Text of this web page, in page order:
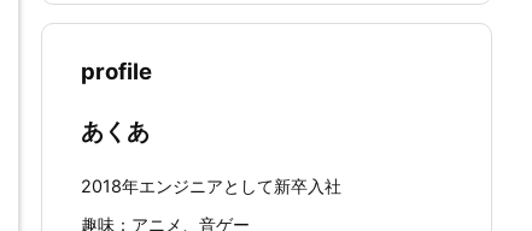
profile
あくあ
2018年エンジニアとして新卒入社
趣味：アニメ、音ゲー